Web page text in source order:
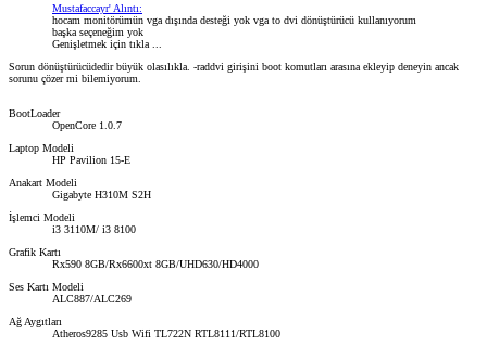
Mustafaccayr' Alıntı:
hocam monitörümün vga dışında desteği yok vga to dvi dönüştürücü kullanıyorum
başka seçeneğim yok
Genişletmek için tıkla ...
Sorun dönüştürücüdedir büyük olasılıkla. -raddvi girişini boot komutları arasına ekleyip deneyin ancak
sorunu çözer mi bilemiyorum.
BootLoader
OpenCore 1.0.7
Laptop Modeli
HP Pavilion 15-E
Anakart Modeli
Gigabyte H310M S2H
İşlemci Modeli
i3 3110M/ i3 8100
Grafik Kartı
Rx590 8GB/Rx6600xt 8GB/UHD630/HD4000
Ses Kartı Modeli
ALC887/ALC269
Ağ Aygıtları
Atheros9285 Usb Wifi TL722N RTL8111/RTL8100